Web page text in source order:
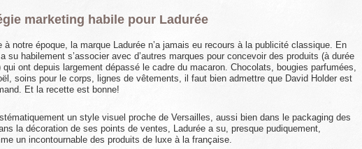
marketing habile pour Ladurée
à notre époque, la marque Ladurée n’a jamais eu recours à la publicité classique. En
su habilement s’associer avec d’autres marques pour concevoir des produits (à durée
qui ont depuis largement dépassé le cadre du macaron. Chocolats, bougies parfumées,
soins pour le corps, lignes de vêtements, il faut bien admettre que David Holder est
Et la recette est bonne!
un style visuel proche de Versailles, aussi bien dans le packaging des
la décoration de ses points de ventes, Ladurée a su, presque pudiquement,
un incontournable des produits de luxe à la française.